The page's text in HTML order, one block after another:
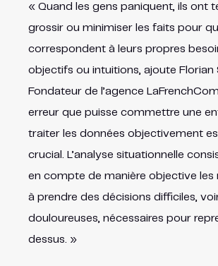
« Quand les gens paniquent, ils ont
grossir ou minimiser les faits pour
correspondent à leurs propres
objectifs ou intuitions, ajoute Florian
Fondateur de l’agence
erreur que puisse commettre une
traiter les données objectivement
crucial. L’analyse situationnelle
en compte de manière objective les
à prendre des décisions difficiles,
douloureuses, nécessaires pour
dessus. »